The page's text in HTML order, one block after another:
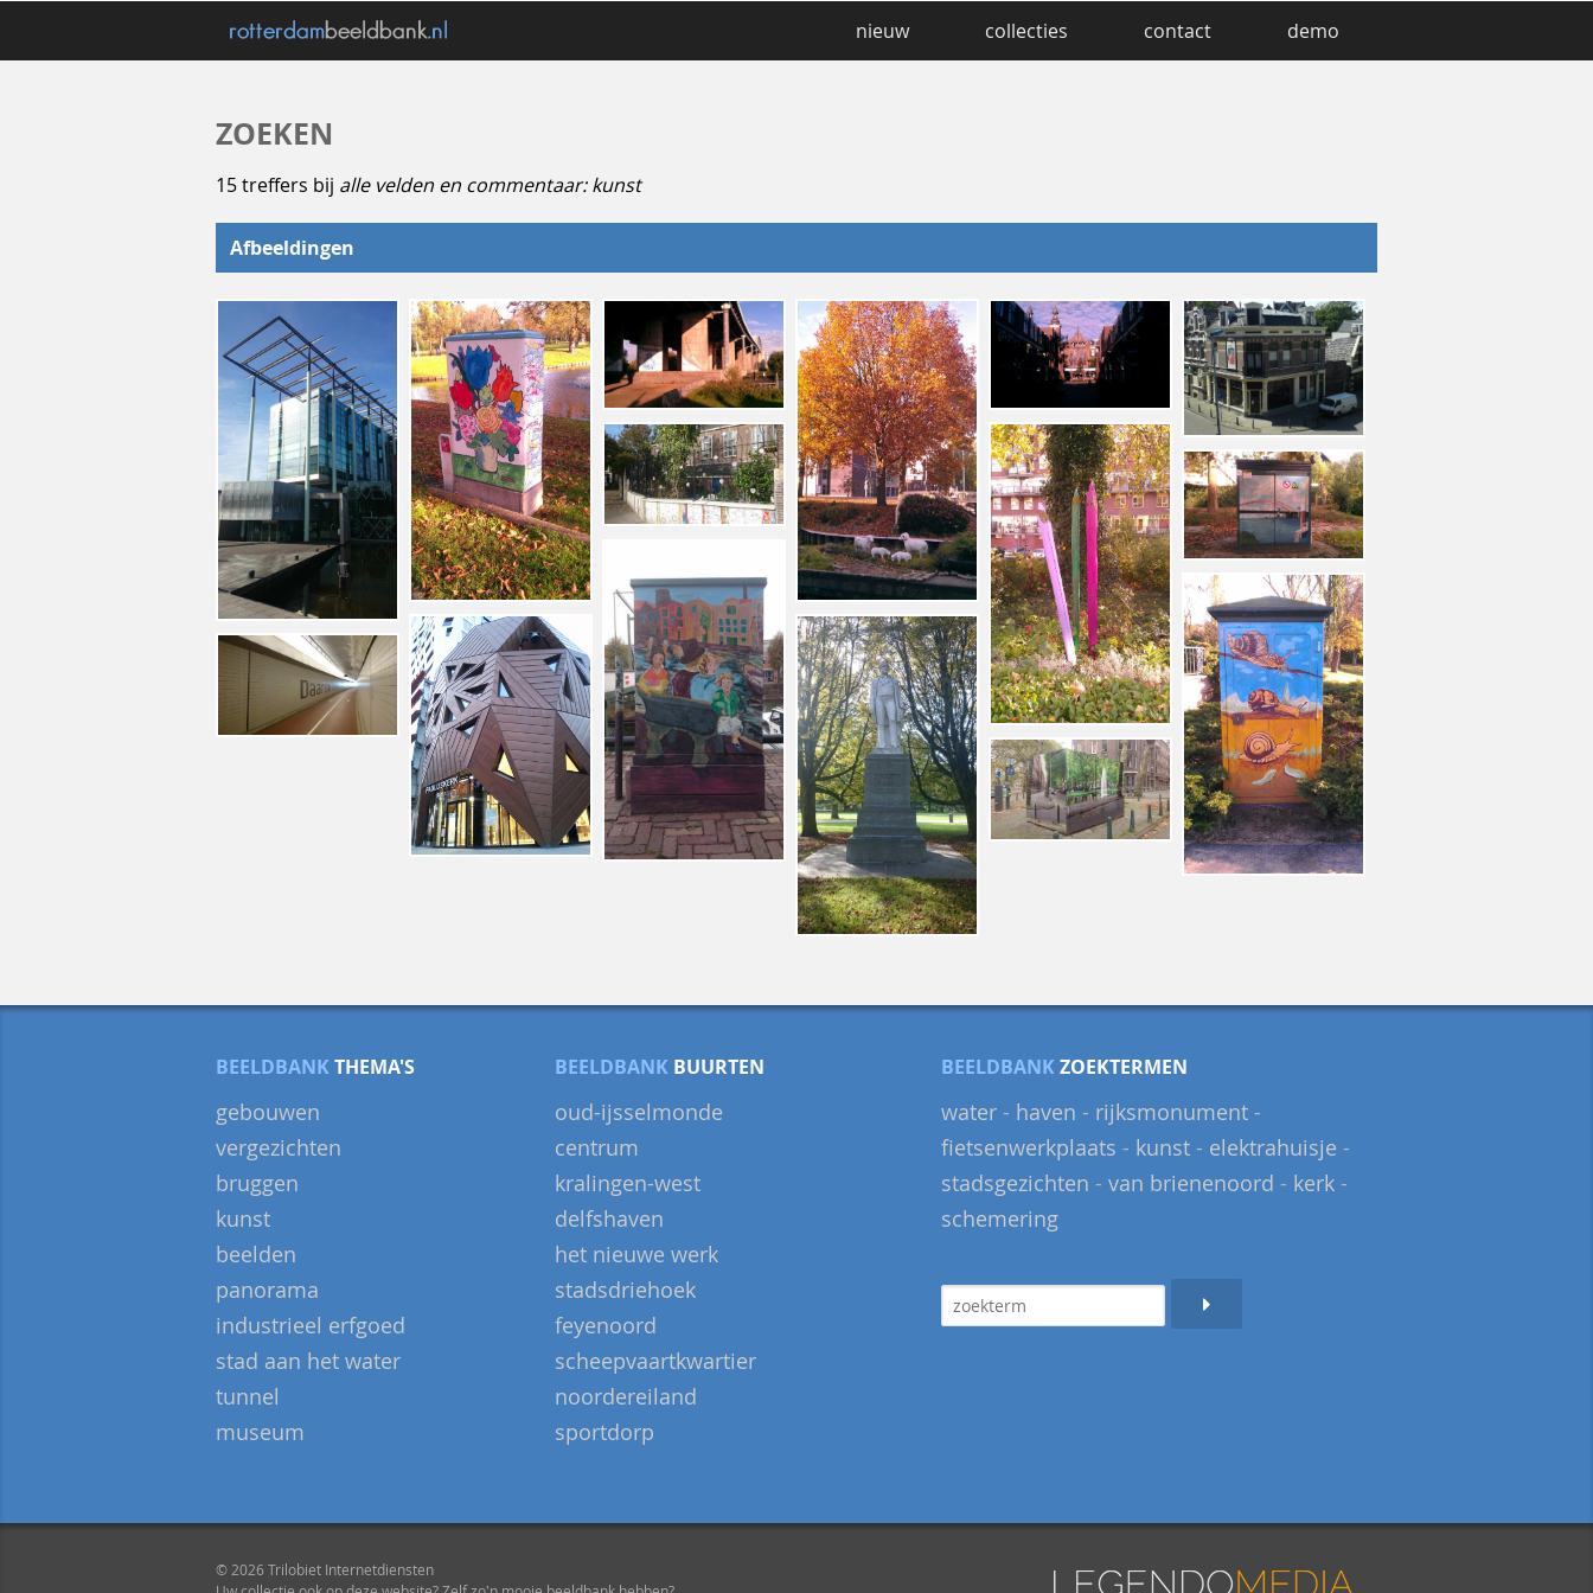
nieuw collecties contact demo
ZOEKEN
15 treffers bij alle velden en commentaar: kunst
Afbeeldingen
BEELDBANK THEMA'S
gebouwen
vergezichten
bruggen
kunst
beelden
panorama
industrieel erfgoed
stad aan het water
tunnel
museum
BEELDBANK BUURTEN
oud-ijsselmonde
centrum
kralingen-west
delfshaven
het nieuwe werk
stadsdriehoek
feyenoord
scheepvaartkwartier
noordereiland
sportdorp
BEELDBANKZOEKTERMEN
water - haven - rijksmonument -
fietsenwerkplaats - kunst - elektrahuisje -
stadsgezichten -van brienenoord - kerk -
schemering
© 2026 Trilobiet Internetdiensten